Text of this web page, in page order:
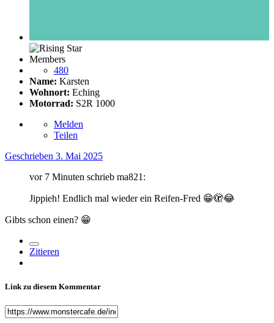
Members
480
Name: Karsten
Wohnort: Eching
Motorrad: S2R 1000
Melden
Teilen
Geschrieben 3. Mai 2025
vor 7 Minuten schrieb ma821:
Jippieh! Endlich mal wieder ein Reifen-Fred 😁🫣😂
Gibts schon einen? 😁
Zitieren
Link zu diesem Kommentar